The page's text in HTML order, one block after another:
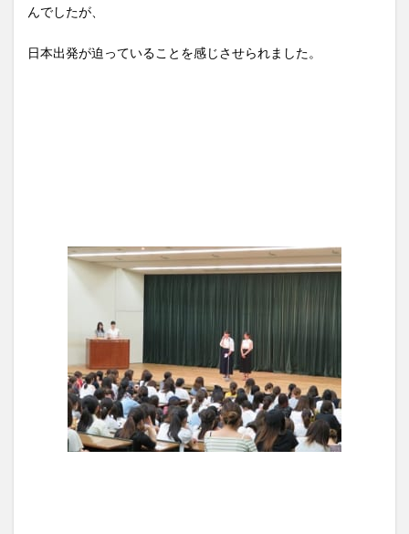
んでしたが、
日本出発が迫っていることを感じさせられました。